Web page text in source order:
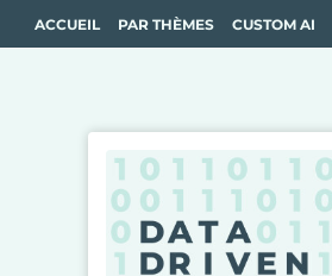
ACCUEIL PAR THÈMES CUSTOM AI